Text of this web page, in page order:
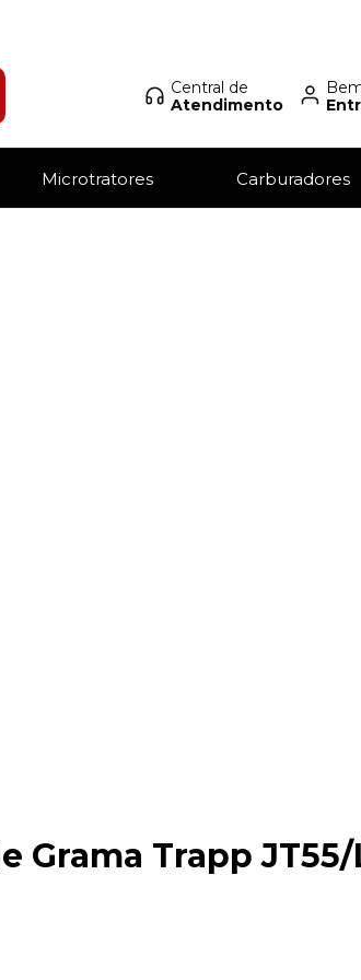
Central de
Atendimento
Microtratores Carburadores
Grama Trapp JT55/